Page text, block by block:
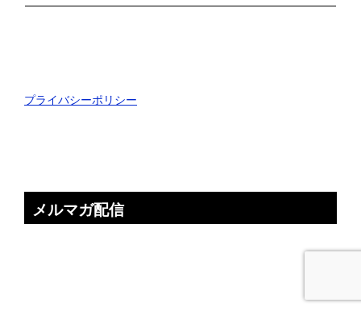
プライバシーポリシー
メルマガ配信